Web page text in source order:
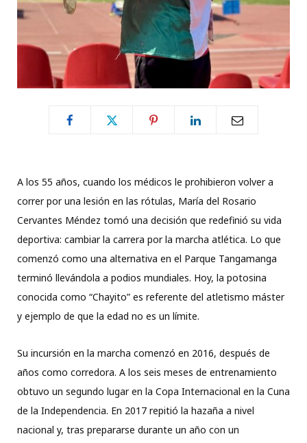
A los 55 años, cuando los médicos le prohibieron volver a
correr por una lesión en las rótulas, María del Rosario
Cervantes Méndez tomó una decisión que redefinió su vida
deportiva: cambiar la carrera por la marcha atlética. Lo que
comenzó como una alternativa en el Parque Tangamanga
terminó llevándola a podios mundiales. Hoy, la potosina
conocida como “Chayito” es referente del atletismo máster
y ejemplo de que la edad no es un límite.
Su incursión en la marcha comenzó en 2016, después de
años como corredora. A los seis meses de entrenamiento
obtuvo un segundo lugar en la Copa Internacional en la Cuna
de la Independencia. En 2017 repitió la hazaña a nivel
nacional y, tras prepararse durante un año con un